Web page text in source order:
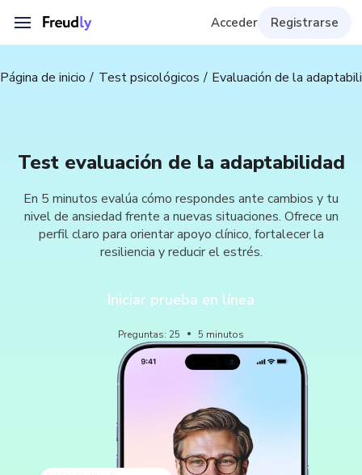
Acceder Registrarse
Página de inicio Test psicológicos Evaluación de la
Test evaluación de la adaptabilidad
En 5 minutos evalúa cómo respondes ante cambios y tu
nivel de ansiedad frente a nuevas situaciones. Ofrece un
perfil claro para orientar apoyo clínico, fortalecer la
resiliencia y reducir el estrés.
Iniciar prueba en línea
Preguntas: 25 5 minutos